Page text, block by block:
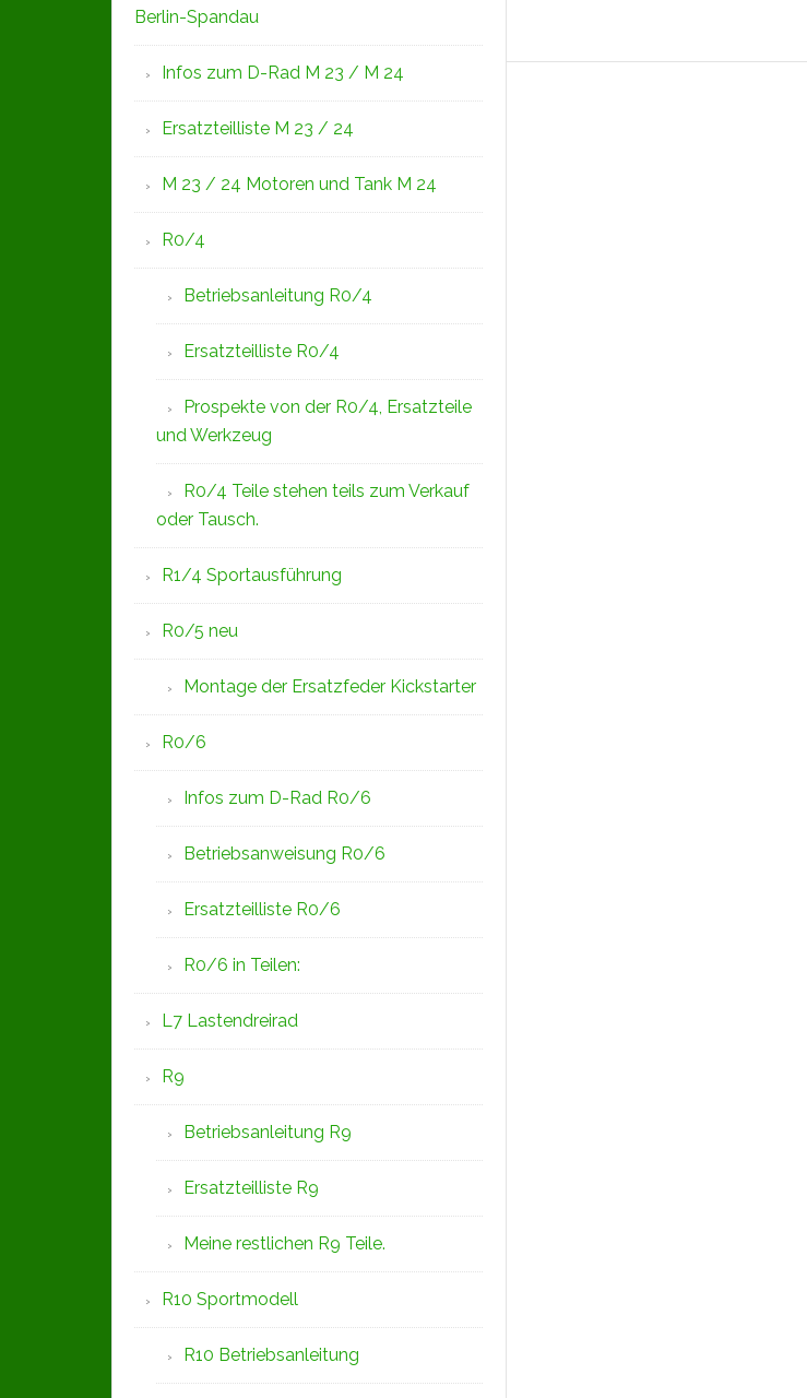
Berlin-Spandau
Infos zum D-Rad M 23 / M 24
Ersatzteilliste M 23 / 24
M 23 / 24 Motoren und Tank M 24
R0/4
Betriebsanleitung R0/4
Ersatzteilliste R0/4
Prospekte von der R0/4, Ersatzteile
und Werkzeug
R0/4 Teile stehen teils zum Verkauf
oder Tausch.
R1/4 Sportausführung
R0/5 neu
Montage der Ersatzfeder Kickstarter
R0/6
Infos zum D-Rad R0/6
Betriebsanweisung R0/6
Ersatzteilliste R0/6
R0/6 in Teilen:
L7 Lastendreirad
R9
Betriebsanleitung R9
Ersatzteilliste R9
Meine restlichen R9 Teile.
R10 Sportmodell
R10 Betriebsanleitung